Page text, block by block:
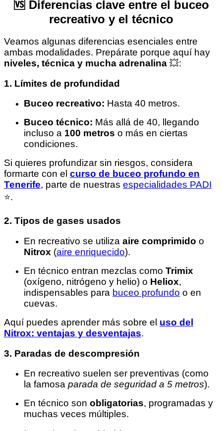
🆚 Diferencias clave entre el buceo
recreativo y el técnico
Veamos algunas diferencias esenciales entre
ambas modalidades. Prepárate porque aquí hay
niveles, técnica y mucha adrenalina 💥:
1. Límites de profundidad
Buceo recreativo: Hasta 40 metros.
Buceo técnico: Más allá de 40, llegando
incluso a 100 metros o más en ciertas
condiciones.
Si quieres profundizar sin riesgos, considera
formarte con el curso de buceo profundo en
Tenerife, parte de nuestras especialidades PADI
⭐.
2. Tipos de gases usados
En recreativo se utiliza aire comprimido o
Nitrox (aire enriquecido).
En técnico entran mezclas como Trimix
(oxígeno, nitrógeno y helio) o Heliox,
indispensables para buceo profundo o en
cuevas.
Aquí puedes aprender más sobre el uso del
Nitrox: ventajas y desventajas.
3. Paradas de descompresión
En recreativo suelen ser preventivas (como
la famosa parada de seguridad a 5 metros).
En técnico son obligatorias, programadas y
muchas veces múltiples.